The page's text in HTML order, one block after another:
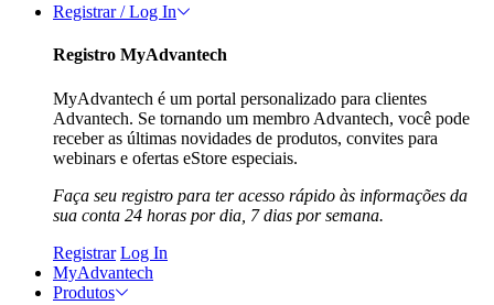
Registrar / Log In
Registro MyAdvantech
MyAdvantech é um portal personalizado para clientes
Advantech. Se tornando um membro Advantech, você pode
receber as últimas novidades de produtos, convites para
webinars e ofertas eStore especiais.
Faça seu registro para ter acesso rápido às informações da
sua conta 24 horas por dia, 7 dias por semana.
Registrar Log In
MyAdvantech
Produtos